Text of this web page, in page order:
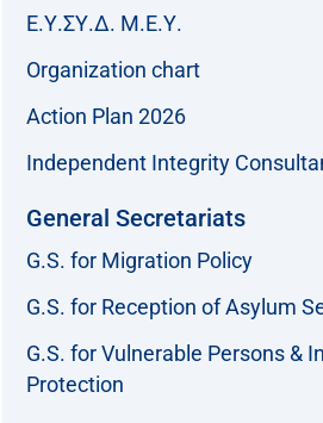
Ε.Υ.ΣΥ.Δ. Μ.Ε.Υ.
Organization chart
Action Plan 2026
Independent Integrity
General Secretariats
G.S. for Migration Policy
G.S. for Reception of Asylum
G.S. for Vulnerable Persons &
Protection